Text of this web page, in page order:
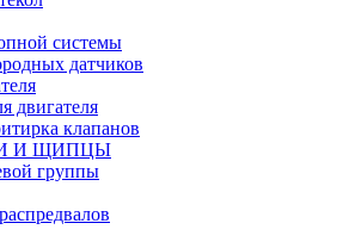
системы
датчиков
двигателя
клапанов
И ЩИПЦЫ
группы